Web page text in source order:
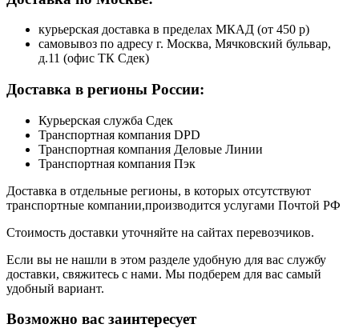
курьерская доставка в пределах МКАД (от 450 р)
самовывоз по адресу г. Москва, Мячковский бульвар,
д.11 (офис ТК Сдек)
Доставка в регионы России:
Курьерская служба Сдек
Транспортная компания DPD
Транспортная компания Деловые Линии
Транспортная компания Пэк
Доставка в отдельные регионы, в которых отсутствуют
транспортные компании,производится услугами Почтой РФ
Стоимость доставки уточняйте на сайтах перевозчиков.
Если вы не нашли в этом разделе удобную для вас службу
доставки, свяжитесь с нами. Мы подберем для вас самый
удобный вариант.
Возможно вас заинтересует